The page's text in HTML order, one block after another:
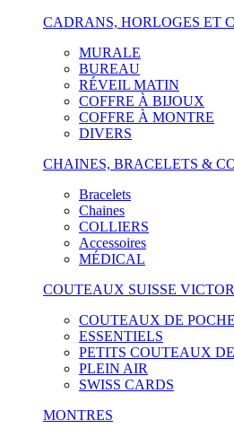
CADRANS, HORLOGES ET
MURALE
BUREAU
RÉVEIL MATIN
COFFRE À BIJOUX
COFFRE À MONTRE
DIVERS
CHAINES, BRACELETS &
Bracelets
Chaines
COLLIERS
Accessoires
MÉDICAL
COUTEAUX SUISSE
COUTEAUX DE
ESSENTIELS
PETITS COUTEAUX
PLEIN AIR
SWISS CARDS
MONTRES